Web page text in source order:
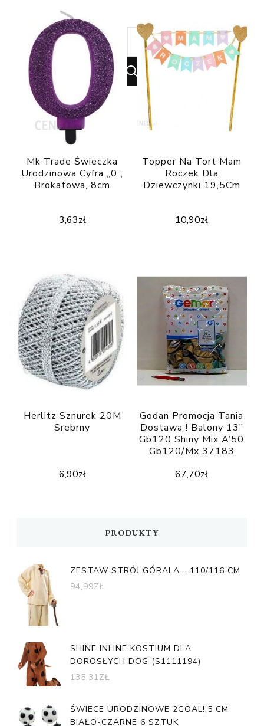
Mk Trade Świeczka
Urodzinowa Cyfra „0”,
Brokatowa, 8cm
3,63zł
Topper Na Tort Mam
Roczek Dla
Dziewczynki 19,5Cm
10,90zł
Herlitz Sznurek 20M
Srebrny
6,90zł
Godan Promocja Tania
Dostawa ! Balony 13”
Gb120 Shiny Mix A’50
Gb120/Mx 37183
67,70zł
Looking
for
Something?
PRODUKTY
ZESTAW STRÓJ GÓRALA - 110/116 CM
94,99ZŁ
SHINE INLINE KOSTIUM DLA
DOROSŁYCH DOG (S1111194)
135,31ZŁ
ŚWIECE URODZINOWE 2GOAL!,5 CM
BIAŁO-CZARNE 6 SZTUK